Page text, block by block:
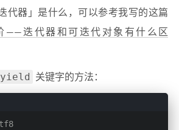
代器」是什么，可以参考我写的这篇
——迭代器和可迭代对象有什么区
yield 关键字的方法：